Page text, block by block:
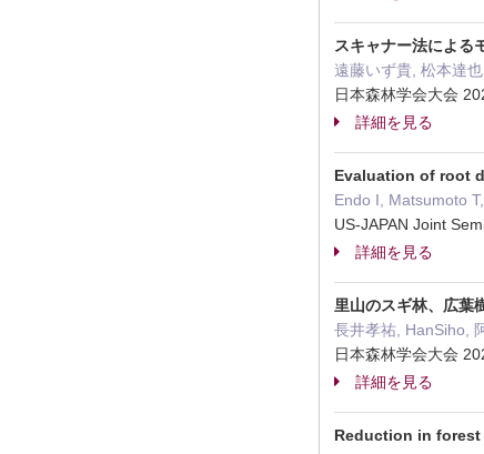
スキャナー法による
遠藤いず貴, 松本達
日本森林学会大会
詳細を見る
Evaluation of root
Endo I, Matsumoto
US-JAPAN Joint
詳細を見る
里山のスギ林、広葉
長井孝祐, HanSiho,
日本森林学会大会
詳細を見る
Reduction in